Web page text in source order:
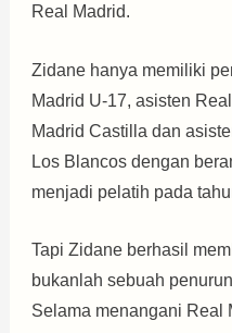
Real Madrid.
Zidane hanya memiliki
Madrid U-17, asisten
Madrid Castilla dan
Los Blancos dengan
menjadi pelatih pada
Tapi Zidane berhasil
bukanlah sebuah
Selama menangani Real